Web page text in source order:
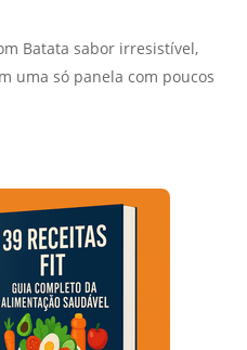
Batata sabor irresistível,
uma só panela com poucos